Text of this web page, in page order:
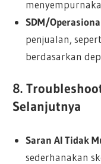
SDM/
penjualan,
berdasarkan
8.
Selanjutnya
Saran AI Tidak
sederhanakan